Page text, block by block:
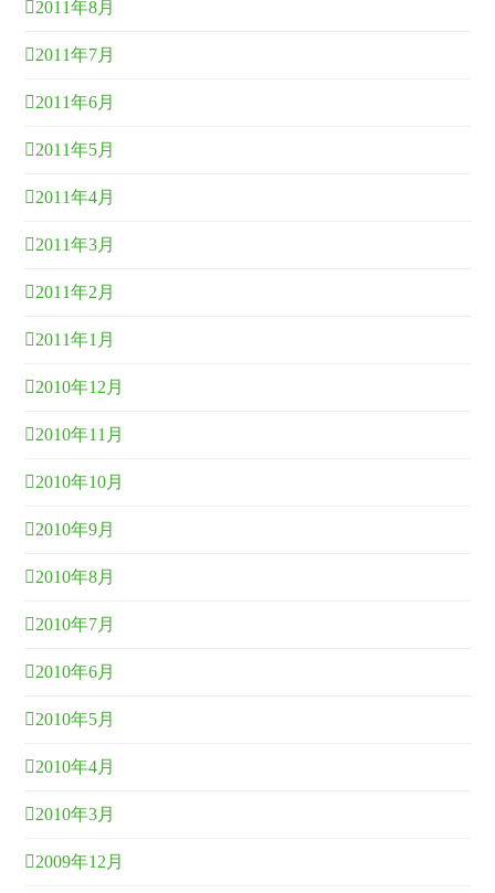
2011年8月
2011年7月
2011年6月
2011年5月
2011年4月
2011年3月
2011年2月
2011年1月
2010年12月
2010年11月
2010年10月
2010年9月
2010年8月
2010年7月
2010年6月
2010年5月
2010年4月
2010年3月
2009年12月